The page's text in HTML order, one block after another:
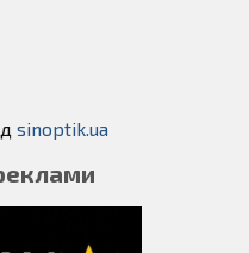
sinoptik.ua